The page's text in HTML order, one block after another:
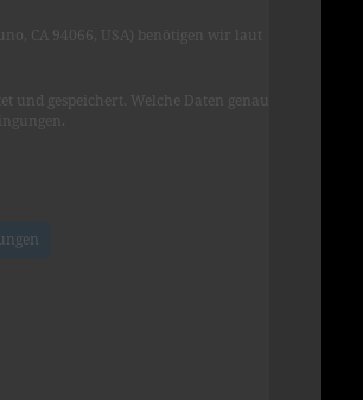
CA 94066, USA) benötigen wir laut
und gespeichert. Welche Daten genau